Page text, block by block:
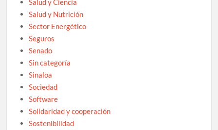
Salud y Ciencia
Salud y Nutrición
Sector Energético
Seguros
Senado
Sin categoría
Sinaloa
Sociedad
Software
Solidaridad y cooperación
Sostenibilidad